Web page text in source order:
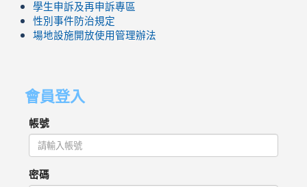
學生申訴及再申訴專區
性別事件防治規定
場地設施開放使用管理辦法
會員登入
帳號
密碼